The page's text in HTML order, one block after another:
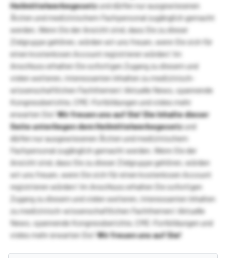
Heilmittelwerbegesetzund dürfen nur ausgewiesenen
Ärzten und medizinischem Fachpersonal zugänglich gemacht
werden. Wenn Sie der Ansicht sind, dass Sie zu dieser
Zielgruppe gehören, würden wir uns freuen, wenn Sie sich für
einen kostenlosen Account registrieren würden! Im
Anschluss erhalten Sie sofortigen Zugang zu diesem und
vielen weiteren, interessanten Inhalten zu medizinisch-
wissenschaftlichen Fachthemen! Aktuelle News, spannende
Kongressberichte, CME-Fortbildungen und vieles mehr
erwarten Sie!Wir freuen uns auf Sie!Die Inhalte dieser
Seite unterliegen dem Heilmittelwerbegesetzund
dürfen nur ausgewiesenen Ärzten und medizinischem
Fachpersonal zugänglich gemacht werden. Wenn Sie der
Ansicht sind, dass Sie zu dieser Zielgruppe gehören, würden
wir uns freuen, wenn Sie sich für einen kostenlosen Account
registrieren würden! Im Anschluss erhalten Sie sofortigen
Zugang zu diesem und vielen weiteren, interessanten Inhalten
zu medizinisch-wissenschaftlichen Fachthemen! Aktuelle
News, spannende Kongressberichte, CME-Fortbildungen und
vieles mehr erwarten Sie!Wir freuen uns auf Sie!